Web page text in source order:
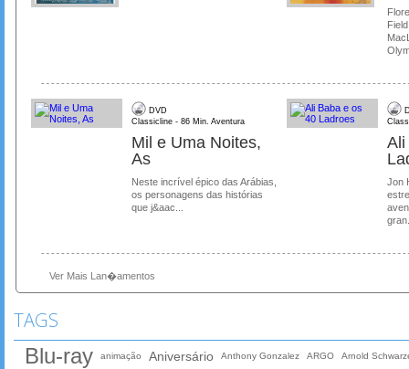
DVD
Classicline - 86 Min. Aventura
Mil e Uma Noites,
As
Neste incrível épico das Arábias,
os personagens das histórias
que j&aac...
Ali
Jon
Ver Mais Lan�amentos
TAGS
Blu-ray
animação Aniversário Anthony Gonzalez ARGO
Arnold